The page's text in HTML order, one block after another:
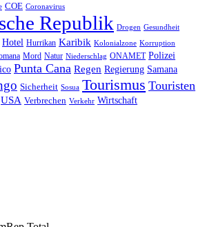
COE Coronavirus
Republik Drogen Gesundheit
Hotel Hurrikan Karibik Kolonialzone Korruption
Mord Natur Niederschlag ONAMET Polizei
Punta Cana Regen Regierung Samana
Sicherheit Sosua Tourismus Touristen
USA Verbrechen Verkehr Wirtschaft